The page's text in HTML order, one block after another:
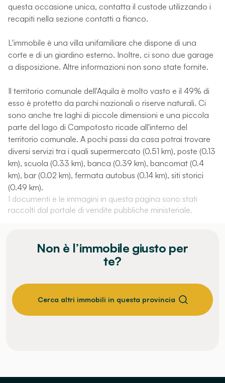
questa occasione unica, contatta il custode utilizzando i
recapiti nella sezione contatti a fianco.
L'immobile è una villa unifamiliare che dispone di una
corte e di un giardino esterno. Inoltre, ci sono due garage
a disposizione. Altre informazioni non sono state fornite.
Il territorio comunale dell'Aquila è molto vasto e il 49% di
esso è protetto da parchi nazionali o riserve naturali. Ci
sono anche tre laghi di piccole dimensioni e una piccola
parte del lago di Campotosto ricade all'interno del
territorio comunale. A pochi passi da casa potrai trovare
diversi servizi tra i quali supermercato (0.51 km), poste (0.13
km), scuola (0.33 km), banca (0.39 km), bancomat (0.4
km), bar (0.02 km), fermata autobus (0.14 km), siti storici
(0.49 km).
I documenti e le immagini in questa pagina sono stati
raccolti dal portale di vendite pubbliche ministeriale.
Non è l’immobile giusto per
te?
Cerca altri immobili in questa provincia